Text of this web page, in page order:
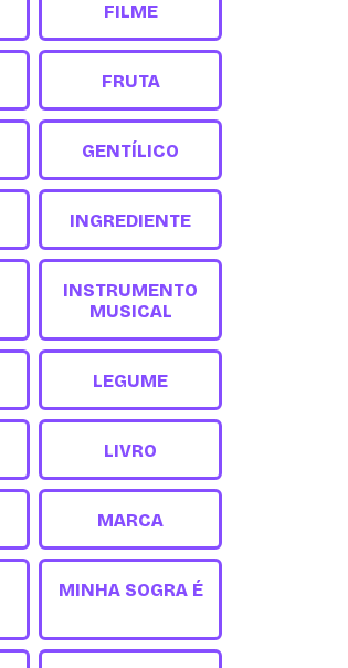
FILME
FRUTA
GENTÍLICO
INGREDIENTE
INSTRUMENTO
MUSICAL
LEGUME
LIVRO
MARCA
MINHA SOGRA É